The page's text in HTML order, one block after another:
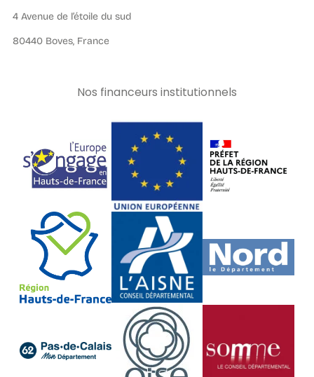
4 Avenue de l’étoile du sud
80440 Boves, France
Nos financeurs institutionnels